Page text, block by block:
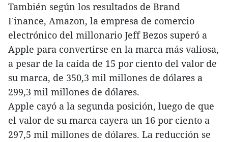
También según los resultados de Brand
Finance, Amazon, la empresa de comercio
electrónico del millonario Jeff Bezos superó a
Apple para convertirse en la marca más valiosa,
a pesar de la caída de 15 por ciento del valor de
su marca, de 350,3 mil millones de dólares a
299,3 mil millones de dólares.
Apple cayó a la segunda posición, luego de que
el valor de su marca cayera un 16 por ciento a
297,5 mil millones de dólares. La reducción se